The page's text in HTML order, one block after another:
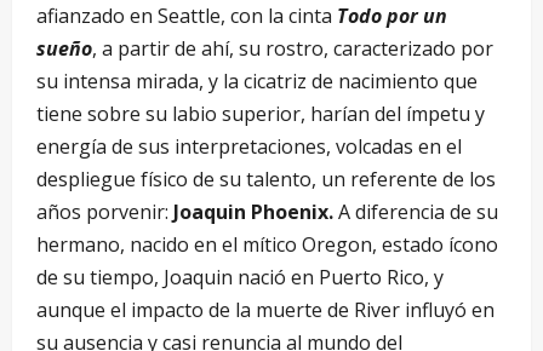
afianzado en Seattle, con la cinta Todo por un
sueño, a partir de ahí, su rostro, caracterizado por
su intensa mirada, y la cicatriz de nacimiento que
tiene sobre su labio superior, harían del ímpetu y
energía de sus interpretaciones, volcadas en el
despliegue físico de su talento, un referente de los
años porvenir: Joaquin Phoenix.A diferencia de su
hermano, nacido en el mítico Oregon, estado ícono
de su tiempo, Joaquin nació en Puerto Rico, y
aunque el impacto de la muerte de River influyó en
su ausencia y casi renuncia al mundo del